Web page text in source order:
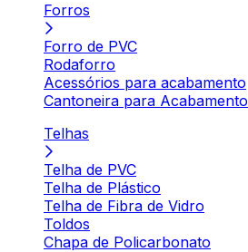
Forros
Forro de PVC
Rodaforro
Acessórios para acabamento
Cantoneira para Acabamento
Telhas
Telha de PVC
Telha de Plástico
Telha de Fibra de Vidro
Toldos
Chapa de Policarbonato